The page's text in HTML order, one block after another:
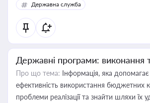
Державна служба
Державні програми: виконання
Про що тема: Інформація, яка допомагає
ефективність використання бюджетних
проблеми реалізації та знайти шляхи їх